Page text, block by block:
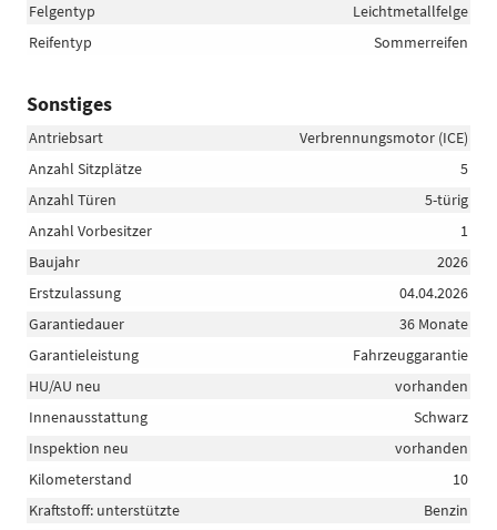
Felgentyp
Leichtmetallfelge
Reifentyp
Sommerreifen
Sonstiges
Antriebsart
Verbrennungsmotor (ICE)
Anzahl Sitzplätze
5
Anzahl Türen
5-türig
Anzahl Vorbesitzer
1
Baujahr
2026
Erstzulassung
04.04.2026
Garantiedauer
36 Monate
Garantieleistung
Fahrzeuggarantie
HU/AU neu
vorhanden
Innenausstattung
Schwarz
Inspektion neu
vorhanden
Kilometerstand
10
Kraftstoff: unterstützte
Benzin